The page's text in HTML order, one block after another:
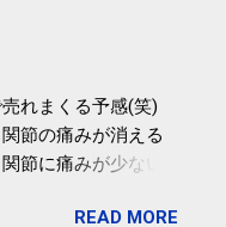
も効果」 - ニュー
・健康）
たので、貰えると
感が伝わってきて
ふるさと納税が節
れまくる予感(笑)
節の痛みが消える
節に痛みが少ない
化」は、「コンドロ
READ MORE